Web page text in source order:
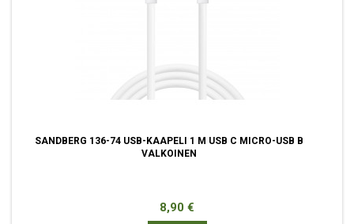
SANDBERG 136-74 USB-KAAPELI 1 M USB C MICRO-USB B
VALKOINEN
Hinta
8,90 €